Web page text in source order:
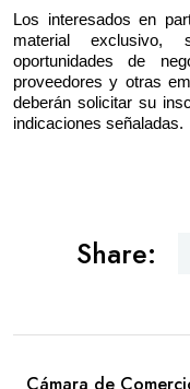
Los interesados en
material
oportunidades de
proveedores y otras
deberán solicitar su
indicaciones señaladas.
Share: